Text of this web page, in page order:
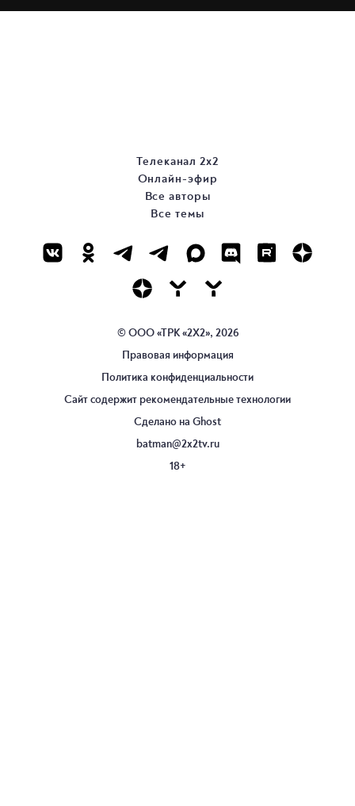
Телеканал 2х2
Онлайн-эфир
Все авторы
Все темы
© ООО «ТРК «2Х2», 2026
Правовая информация
Политика конфиденциальности
Сайт содержит рекомендательные технологии
Сделано на Ghost
batman@2x2tv.ru
18+